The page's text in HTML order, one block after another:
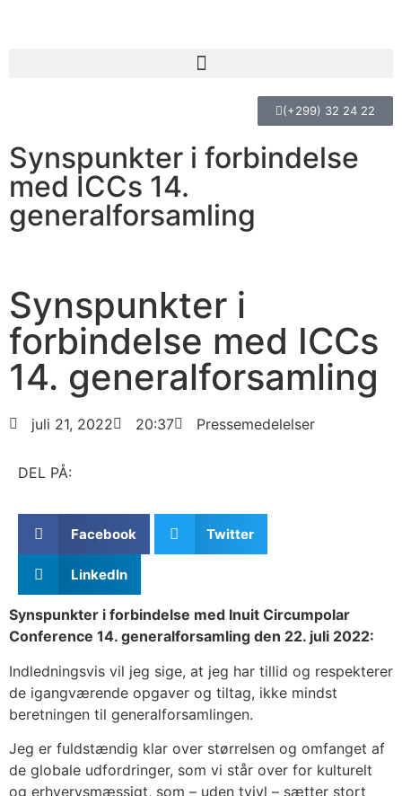
(+299) 32 24 22
Synspunkter i forbindelse
med ICCs 14.
generalforsamling
Synspunkter i
forbindelse med ICCs
14. generalforsamling
juli 21, 2022 20:37 Pressemedelelser
DEL PÅ:
Facebook Twitter
LinkedIn
Synspunkter i forbindelse med Inuit Circumpolar
Conference 14. generalforsamling den 22. juli 2022:
Indledningsvis vil jeg sige, at jeg har tillid og respekterer
de igangværende opgaver og tiltag, ikke mindst
beretningen til generalforsamlingen.
Jeg er fuldstændig klar over størrelsen og omfanget af
de globale udfordringer, som vi står over for kulturelt
og erhvervsmæssigt, som – uden tvivl – sætter stort